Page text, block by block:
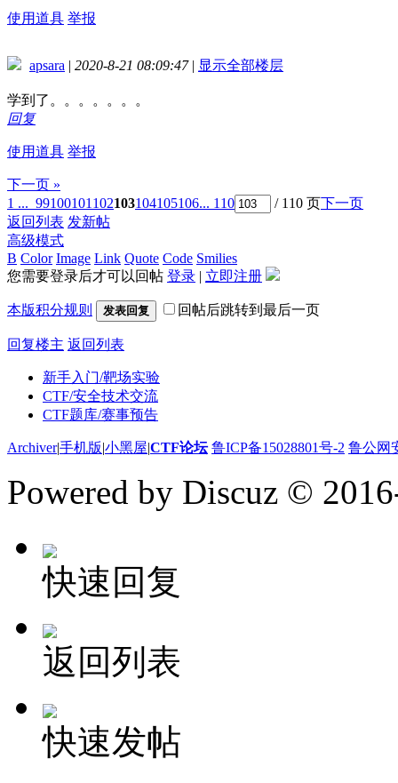
使用道具 举报
apsara | 2020-8-21 08:09:47 | 显示全部楼层
学到了。。。。。。。
回复
使用道具 举报
下一页 »
1 ... 99100101 102103104105106... 110 / 110 页下一页
返回列表 发新帖
高级模式
B Color Image Link Quote Code Smilies
您需要登录后才可以回帖 登录 | 立即注册
本版积分规则 发表回复 回帖后跳转到最后一页
回复楼主 返回列表
新手入门/靶场实验
CTF/安全技术交流
CTF题库/赛事预告
Archiver|手机版|小黑屋|CTF论坛 鲁ICP备15028801号-2 鲁公网
Powered by Discuz ©
快速回复
返回列表
快速发帖